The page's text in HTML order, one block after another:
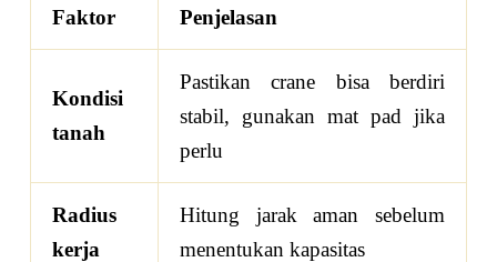
Faktor Penjelasan
Kondisi
tanah
Pastikan crane bisa berdiri
stabil, gunakan mat pad jika
perlu
Radius
kerja
Hitung jarak aman sebelum
menentukan kapasitas